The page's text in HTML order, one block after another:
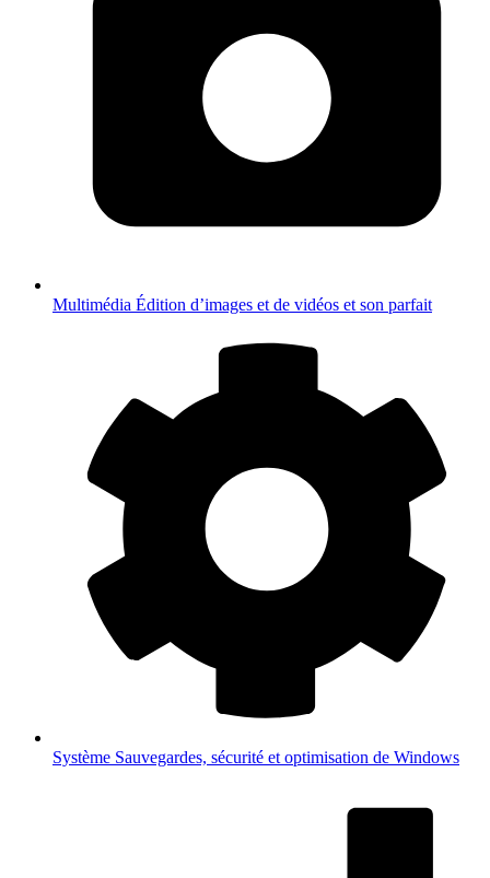
Multimédia Édition d’images et de vidéos et son parfait
Système Sauvegardes, sécurité et optimisation de Windows